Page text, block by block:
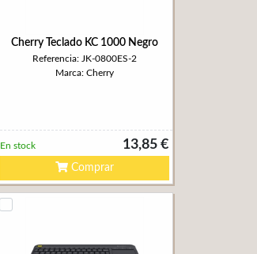
Cherry Teclado KC 1000 Negro
Referencia: JK-0800ES-2
Marca: Cherry
13,85 €
En stock
Comprar